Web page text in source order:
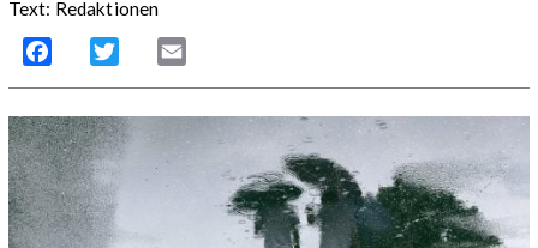
Text: Redaktionen
Facebook Twitter